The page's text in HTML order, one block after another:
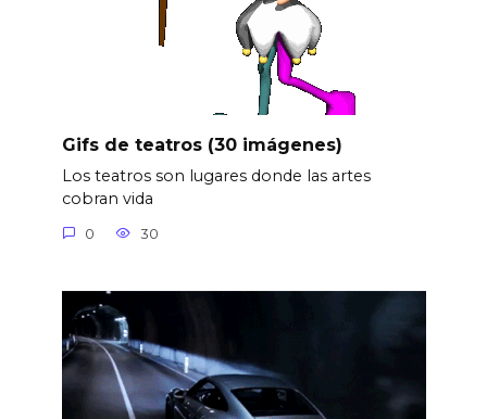
Gifs de teatros (30 imágenes)
Los teatros son lugares donde las artes
cobran vida
0 30